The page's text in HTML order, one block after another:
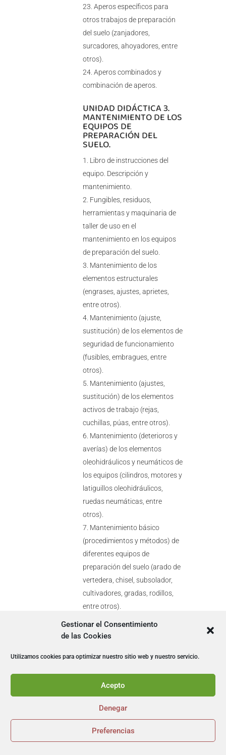
Gestionar el Consentimiento
de las Cookies
Utilizamos cookies para optimizar nuestro sitio web y nuestro servicio.
Acepto
Denegar
Preferencias
Aperos específicos para
otros trabajos de preparación
del suelo (zanjadores,
surcadores, ahoyadores, entre
otros).
Aperos combinados y
combinación de aperos.
UNIDAD DIDÁCTICA 3.
MANTENIMIENTO DE LOS
EQUIPOS DE
PREPARACIÓN DEL
SUELO.
Libro de instrucciones del
equipo. Descripción y
mantenimiento.
Fungibles, residuos,
herramientas y maquinaria de
taller de uso en el
mantenimiento en los equipos
de preparación del suelo.
Mantenimiento de los
elementos estructurales
(engrases, ajustes, aprietes,
entre otros).
Mantenimiento (ajuste,
sustitución) de los elementos de
seguridad de funcionamiento
(fusibles, embragues, entre
otros).
Mantenimiento (ajustes,
sustitución) de los elementos
activos de trabajo (rejas,
cuchillas, púas, entre otros).
Mantenimiento (deterioros y
averías) de los elementos
oleohidráulicos y neumáticos de
los equipos (cilindros, motores y
latiguillos oleohidráulicos,
ruedas neumáticas, entre
otros).
Mantenimiento básico
(procedimientos y métodos) de
diferentes equipos de
preparación del suelo (arado de
vertedera, chisel, subsolador,
cultivadores, gradas, rodillos,
entre otros).
Libro de control del
mantenimiento de los equipos
PREPARACIÓN Y MANEJO
DE LOS EQUIPOS DE
PREPARACIÓN DEL
SUELO.
Libro de instrucciones del
equipo. Preparación y manejo.